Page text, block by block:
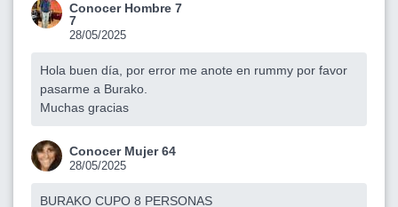
Conocer Hombre 7
7
28/05/2025
Hola buen día, por error me anote en rummy por favor
pasarme a Burako.
Muchas gracias
Conocer Mujer 64
28/05/2025
BURAKO CUPO 8 PERSONAS